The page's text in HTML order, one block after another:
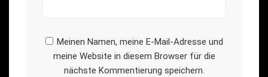
Meinen Namen, meine E-Mail-Adresse und
meine Website in diesem Browser für die
nächste Kommentierung speichern.